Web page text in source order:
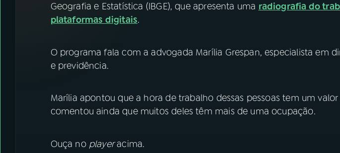
YouTube Facebook
Geografia e Estatística (IBGE), que apresenta uma radiografia do
plataformas digitais.
O programa fala com a advogada Marília Grespan, especialista em
e previdência.
Marília apontou que a hora de trabalho dessas pessoas tem um valor
comentou ainda que muitos deles têm mais de uma ocupação.
Ouça no playeracima.